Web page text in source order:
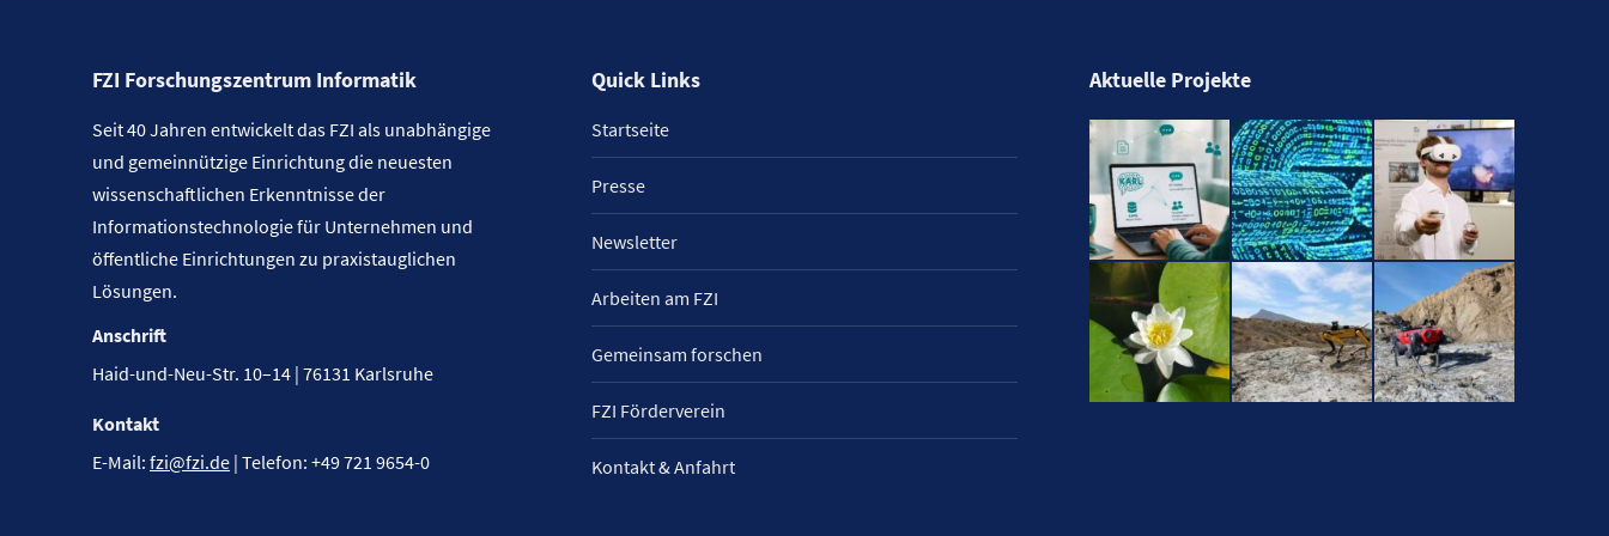
FZI Forschungszentrum Informatik
Seit 40 Jahren entwickelt das FZI als unabhängige
und gemeinnützige Einrichtung die neuesten
wissenschaftlichen Erkenntnisse der
Informationstechnologie für Unternehmen und
öffentliche Einrichtungen zu praxistauglichen
Lösungen.
Anschrift
Haid-und-Neu-Str. 10–14 | 76131 Karlsruhe
Kontakt
E-Mail: fzi@fzi.de | Telefon: +49 721 9654-0
Quick Links
Startseite
Presse
Newsletter
Arbeiten am FZI
Gemeinsam forschen
FZI Förderverein
Kontakt & Anfahrt
Aktuelle Projekte